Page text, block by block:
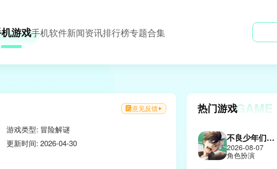
游戏手机软件新闻资讯排行榜专题合集
意见反馈
游戏类型: 冒险解谜
更新时间: 2026-04-30
热门游戏GAME
不良少年们的英雄谭日服
2026-08-07
角色扮演